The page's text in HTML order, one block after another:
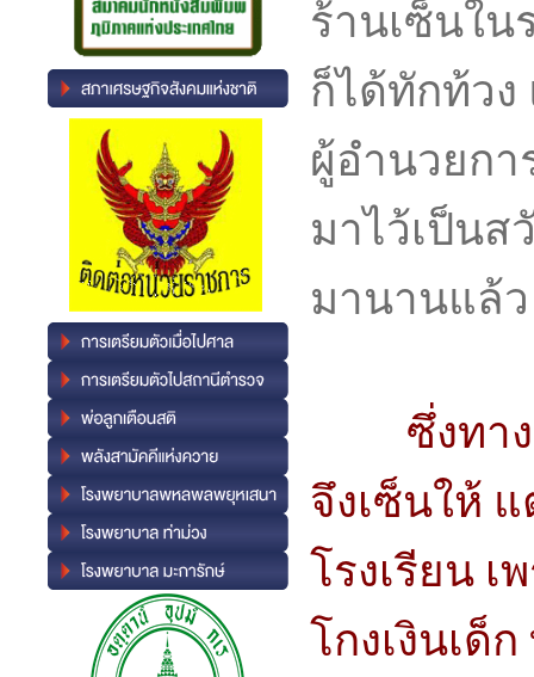
ร้านเซ็นใน
ก็ได้ทักท้วง
ผู้อำนวยกา
มาไว้เป็น
มานานแล้
ซึ่งทา
จึงเซ็นให้
โรงเรียน เ
โกงเงินเด็